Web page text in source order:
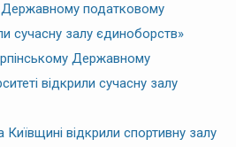
Державному податковому
сучасну залу єдиноборств»
Державному
відкрили сучасну залу
Київщині відкрили спортивну залу